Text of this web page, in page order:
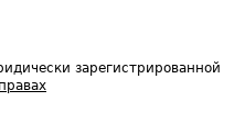
зарегистрированной